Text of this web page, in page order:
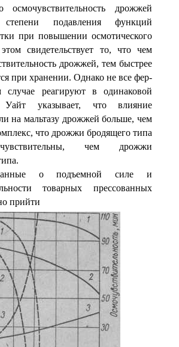
осмочувствительность дрожжей
подавления функций
при повы­шении осмотического
свидетельствует то, что чем
дрожжей, тем быст­рее
при хранении. Однако не все фер­
реагируют в одинаковой
указывает, что влияние
на мальтазу дрожжей больше, чем
что дрож­жи бродящего типа
чем дрожжи
о подъемной силе и
товарных прессованных
прийти